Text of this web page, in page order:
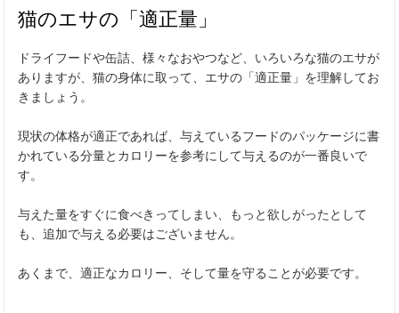
猫のエサの「適正量」
ドライフードや缶詰、様々なおやつなど、いろいろな猫のエサが
ありますが、猫の身体に取って、エサの「適正量」を理解してお
きましょう。
現状の体格が適正であれば、与えているフードのパッケージに書
かれている分量とカロリーを参考にして与えるのが一番良いで
す。
与えた量をすぐに食べきってしまい、もっと欲しがったとして
も、追加で与える必要はございません。
あくまで、適正なカロリー、そして量を守ることが必要です。